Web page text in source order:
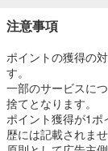
大雪による欠航や
ビスを提供していま
注意事項
ポイントの獲得の
す。
一部のサービスに
捨てとなります。
ポイント獲得が1
歴には記載されませ